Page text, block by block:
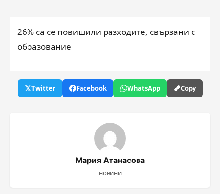
26% са се повишили разходите, свързани с
образование
Twitter Facebook WhatsApp Copy
Мария Атанасова
новини